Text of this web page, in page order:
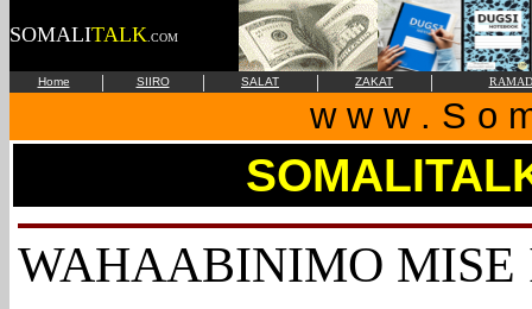
SOMALITALK .COM
Home | SIIRO | SALAT | ZAKAT |
w w w . S o
WAHAABINIMO